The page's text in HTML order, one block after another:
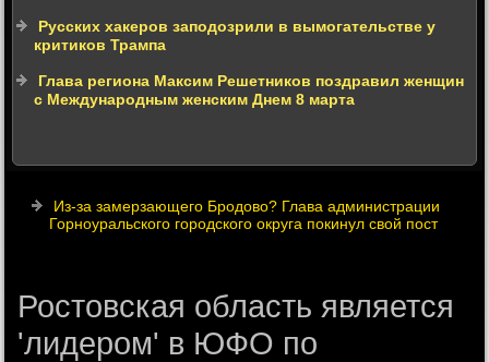
Русских хакеров заподозрили в вымогательстве у
критиков Трампа
Глава региона Максим Решетников поздравил женщин
с Международным женским Днем 8 марта
Из-за замерзающего Бродово? Глава администрации
Горноуральского городского округа покинул свой пост
Ростовская область является
'лидером' в ЮФО по